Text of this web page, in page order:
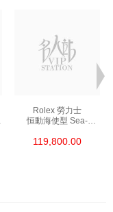
Rolex 勞力士
恒動海使型 Sea-
精鋼 單紅
119,800.00